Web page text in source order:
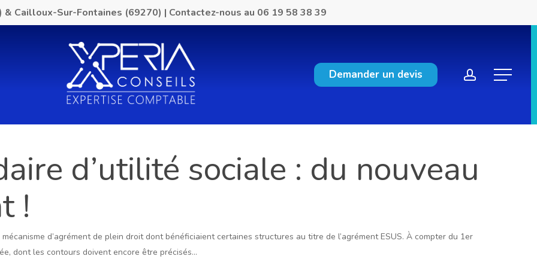
& Cailloux-Sur-Fontaines (69270) | Contactez-nous au 06 19 58 38 39
Demander un devis account
Menu
d’utilité sociale : du nouveau
!
d’agrément de plein droit dont bénéficiaient certaines structures au titre de l’agrément ESUS. À compter du 1er
dont les contours doivent encore être précisés…